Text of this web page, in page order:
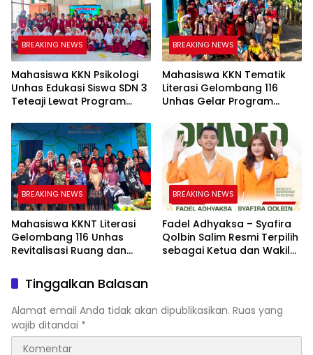
BREAKING NEWS
Mahasiswa KKN Psikologi
Unhas Edukasi Siswa SDN 3
Teteaji Lewat Program
Keberanian Lawan Bullying
BREAKING NEWS
Mahasiswa KKN Tematik
Literasi Gelombang 116
Unhas Gelar Program
Baca Anak Melalui
Membaca Nyaring
BREAKING NEWS
Mahasiswa KKNT Literasi
Gelombang 116 Unhas
Revitalisasi Ruang dan
Tolo, Hadirkan CAKRAWALA
sebagai Pusat Literasi
Masyarakat
BREAKING NEWS
Fadel Adhyaksa – Syafira
Qolbin Salim Resmi Terpilih
sebagai Ketua dan Wakil
Tinggalkan Balasan
Alamat email Anda tidak akan dipublikasikan. Ruas yang
wajib ditandai *